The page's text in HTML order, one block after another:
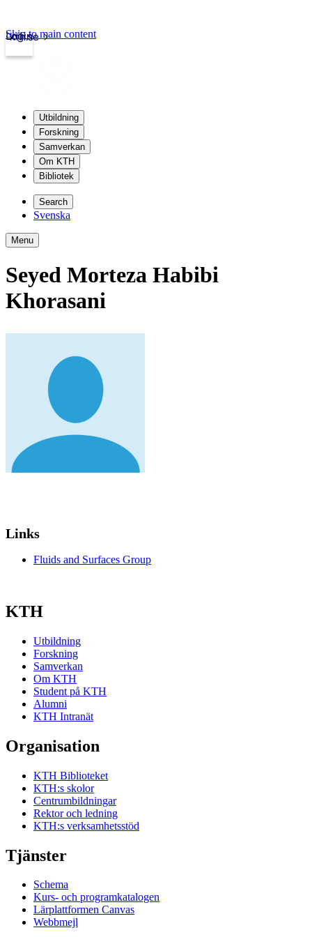
kth.se
Login
Skip to main content
Utbildning
Forskning
Samverkan
Om KTH
Bibliotek
Search
Svenska
Menu
Seyed Morteza Habibi
Khorasani
Links
Fluids and Surfaces Group
KTH
Utbildning
Forskning
Samverkan
Om KTH
Student på KTH
Alumni
KTH Intranät
Organisation
KTH Biblioteket
KTH:s skolor
Centrumbildningar
Rektor och ledning
KTH:s verksamhetsstöd
Tjänster
Schema
Kurs- och programkatalogen
Lärplattformen Canvas
Webbmejl